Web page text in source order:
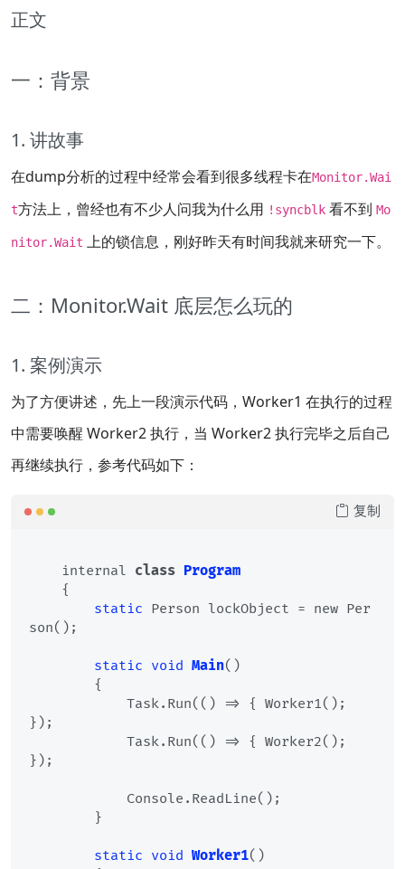
正文
一：背景
1. 讲故事
在dump分析的过程中经常会看到很多线程卡在Monitor.Wai
t方法上，曾经也有不少人问我为什么用 !syncblk 看不到 Mo
nitor.Wait 上的锁信息，刚好昨天有时间我就来研究一下。
二：Monitor.Wait 底层怎么玩的
1. 案例演示
为了方便讲述，先上一段演示代码，Worker1 在执行的过程
中需要唤醒 Worker2 执行，当 Worker2 执行完毕之后自己
再继续执行，参考代码如下：
    internal
class Program
    {
static Person lockObject = new Per
son();
static void Main()
});
});
static void Worker1()
复制